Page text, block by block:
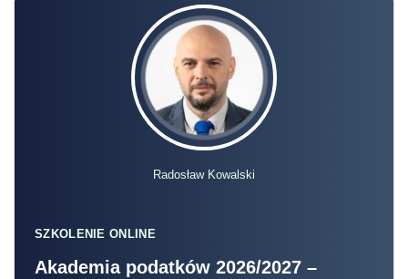
Radosław Kowalski
SZKOLENIE ONLINE
Akademia podatków 2026/2027 –